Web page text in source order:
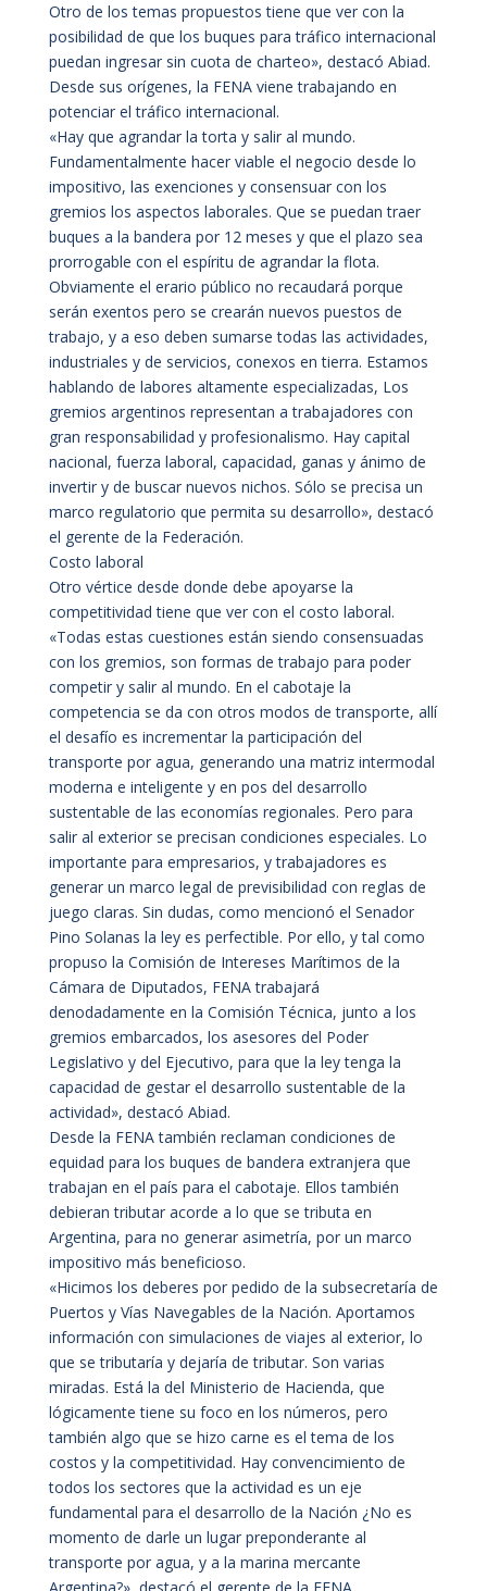
Otro de los temas propuestos tiene que ver con la
posibilidad de que los buques para tráfico internacional
puedan ingresar sin cuota de charteo», destacó Abiad.
Desde sus orígenes, la FENA viene trabajando en
potenciar el tráfico internacional.
«Hay que agrandar la torta y salir al mundo.
Fundamentalmente hacer viable el negocio desde lo
impositivo, las exenciones y consensuar con los
gremios los aspectos laborales. Que se puedan traer
buques a la bandera por 12 meses y que el plazo sea
prorrogable con el espíritu de agrandar la flota.
Obviamente el erario público no recaudará porque
serán exentos pero se crearán nuevos puestos de
trabajo, y a eso deben sumarse todas las actividades,
industriales y de servicios, conexos en tierra. Estamos
hablando de labores altamente especializadas, Los
gremios argentinos representan a trabajadores con
gran responsabilidad y profesionalismo. Hay capital
nacional, fuerza laboral, capacidad, ganas y ánimo de
invertir y de buscar nuevos nichos. Sólo se precisa un
marco regulatorio que permita su desarrollo», destacó
el gerente de la Federación.
Costo laboral
Otro vértice desde donde debe apoyarse la
competitividad tiene que ver con el costo laboral.
«Todas estas cuestiones están siendo consensuadas
con los gremios, son formas de trabajo para poder
competir y salir al mundo. En el cabotaje la
competencia se da con otros modos de transporte, allí
el desafío es incrementar la participación del
transporte por agua, generando una matriz intermodal
moderna e inteligente y en pos del desarrollo
sustentable de las economías regionales. Pero para
salir al exterior se precisan condiciones especiales. Lo
importante para empresarios, y trabajadores es
generar un marco legal de previsibilidad con reglas de
juego claras. Sin dudas, como mencionó el Senador
Pino Solanas la ley es perfectible. Por ello, y tal como
propuso la Comisión de Intereses Marítimos de la
Cámara de Diputados, FENA trabajará
denodadamente en la Comisión Técnica, junto a los
gremios embarcados, los asesores del Poder
Legislativo y del Ejecutivo, para que la ley tenga la
capacidad de gestar el desarrollo sustentable de la
actividad», destacó Abiad.
Desde la FENA también reclaman condiciones de
equidad para los buques de bandera extranjera que
trabajan en el país para el cabotaje. Ellos también
debieran tributar acorde a lo que se tributa en
Argentina, para no generar asimetría, por un marco
impositivo más beneficioso.
«Hicimos los deberes por pedido de la subsecretaría de
Puertos y Vías Navegables de la Nación. Aportamos
información con simulaciones de viajes al exterior, lo
que se tributaría y dejaría de tributar. Son varias
miradas. Está la del Ministerio de Hacienda, que
lógicamente tiene su foco en los números, pero
también algo que se hizo carne es el tema de los
costos y la competitividad. Hay convencimiento de
todos los sectores que la actividad es un eje
fundamental para el desarrollo de la Nación ¿No es
momento de darle un lugar preponderante al
transporte por agua, y a la marina mercante